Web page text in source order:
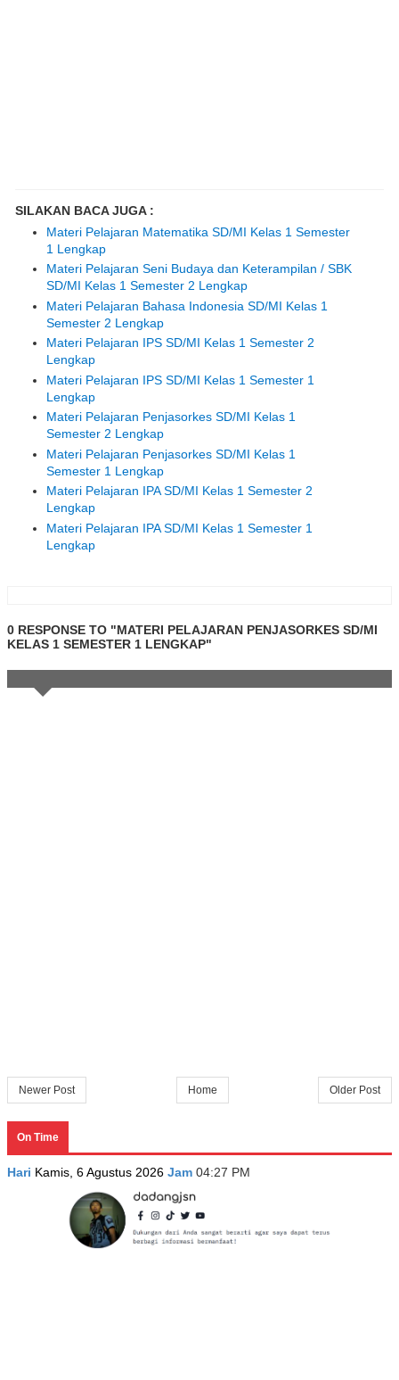
SILAKAN BACA JUGA :
Materi Pelajaran Matematika SD/MI Kelas 1 Semester
1 Lengkap
Materi Pelajaran Seni Budaya dan Keterampilan / SBK
SD/MI Kelas 1 Semester 2 Lengkap
Materi Pelajaran Bahasa Indonesia SD/MI Kelas 1
Semester 2 Lengkap
Materi Pelajaran IPS SD/MI Kelas 1 Semester 2
Lengkap
Materi Pelajaran IPS SD/MI Kelas 1 Semester 1
Lengkap
Materi Pelajaran Penjasorkes SD/MI Kelas 1
Semester 2 Lengkap
Materi Pelajaran Penjasorkes SD/MI Kelas 1
Semester 1 Lengkap
Materi Pelajaran IPA SD/MI Kelas 1 Semester 2
Lengkap
Materi Pelajaran IPA SD/MI Kelas 1 Semester 1
Lengkap
0 RESPONSE TO "MATERI PELAJARAN PENJASORKES SD/MI
KELAS 1 SEMESTER 1 LENGKAP"
Newer Post Older Post
Home
On Time
Hari Kamis, 6 Agustus 2026 Jam 04:27 PM